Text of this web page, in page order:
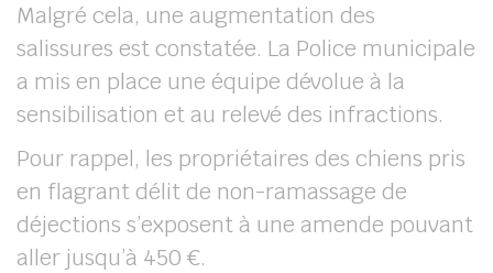
Malgré cela, une augmentation des
salissures est constatée. La Police municipale
a mis en place une équipe dévolue à la
sensibilisation et au relevé des infractions.
Pour rappel, les propriétaires des chiens pris
en flagrant délit de non-ramassage de
déjections s’exposent à une amende pouvant
aller jusqu’à 450 €.